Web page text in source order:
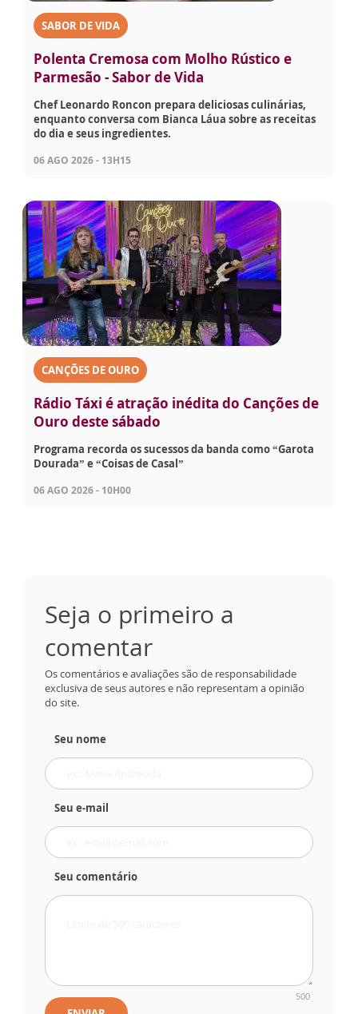
SABOR DE VIDA
Polenta Cremosa com Molho Rústico e
Parmesão - Sabor de Vida
Chef Leonardo Roncon prepara deliciosas culinárias,
enquanto conversa com Bianca Láua sobre as receitas
do dia e seus ingredientes.
06 AGO 2026 - 13H15
CANÇÕES DE OURO
Rádio Táxi é atração inédita do Canções de
Ouro deste sábado
Programa recorda os sucessos da banda como “Garota
Dourada” e “Coisas de Casal”
06 AGO 2026 - 10H00
Seja o primeiro a
comentar
Os comentários e avaliações são de responsabilidade
exclusiva de seus autores e não representam a opinião
do site.
Seu nome
Seu e-mail
Seu comentário
500